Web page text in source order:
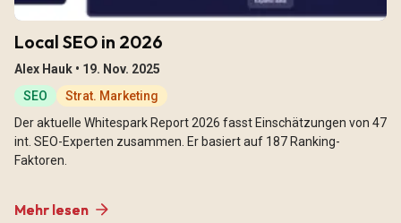
Local SEO in 2026
Alex Hauk • 19. Nov. 2025
SEO
Strat. Marketing
Der aktuelle Whitespark Report 2026 fasst Einschätzungen von 47
int. SEO-Experten zusammen. Er basiert auf 187 Ranking-
Faktoren.
Mehr lesen